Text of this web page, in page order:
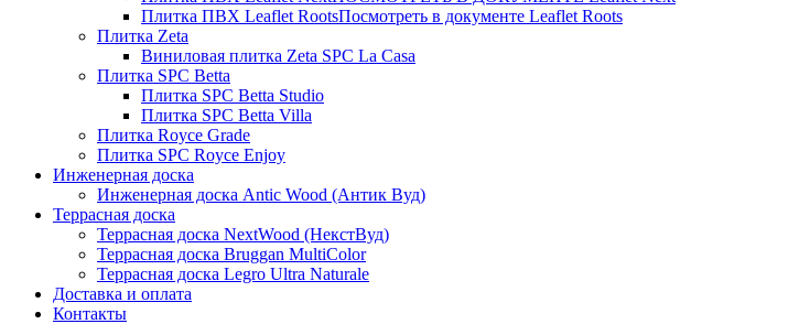
Плитка ПВХ Leaflet RootsПосмотреть в документе Leaflet Roots
Плитка Zeta
Виниловая плитка Zeta SPC La Casa
Плитка SPC Betta
Плитка SPC Betta Studio
Плитка SPC Betta Villa
Плитка Royce Grade
Плитка SPC Royce Enjoy
Инженерная доска
Инженерная доска Antic Wood (Антик Вуд)
Террасная доска
Террасная доска NextWood (НекстВуд)
Террасная доска Bruggan MultiColor
Террасная доска Legro Ultra Naturale
Доставка и оплата
Контакты